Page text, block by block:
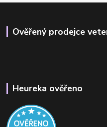
Ověřený prodejce
Heureka ověřeno